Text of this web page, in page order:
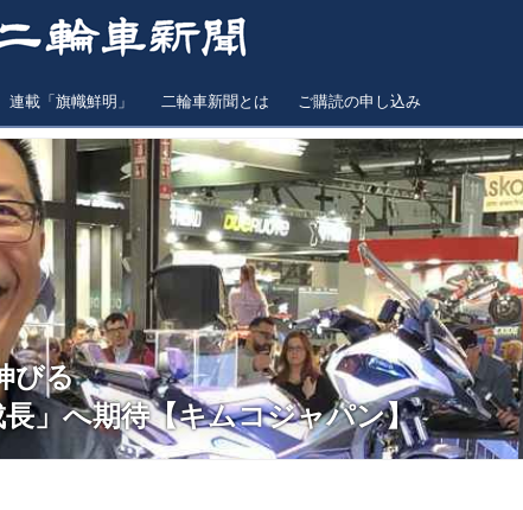
連載「旗幟鮮明」 二輪車新聞とは ご購読の申し込み
びる
」へ期待【キムコジャパン】